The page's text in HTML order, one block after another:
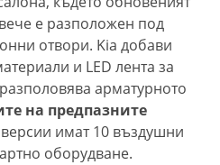
е разположен под
отвори. Kia добави
и LED лента за
арматурното
на предпазните
имат 10 въздушни
оборудване.